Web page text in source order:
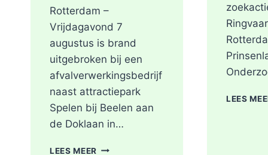
Rotterdam –
Vrijdagavond 7
augustus is brand
uitgebroken bij een
afvalverwerkingsbedrijf
naast attractiepark
Spelen bij Beelen aan
de Doklaan in…
LEES MEER GRIP2
LEES